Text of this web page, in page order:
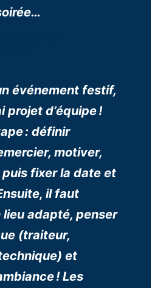
événement festif,
projet d’équipe !
: définir
motiver,
fixer la date et
il faut
lieu adapté, penser
(traiteur,
et
! Les